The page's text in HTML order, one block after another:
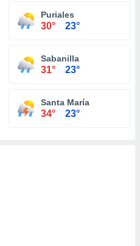
Puriales
30° 23°
Sabanilla
31° 23°
Santa María
34° 23°